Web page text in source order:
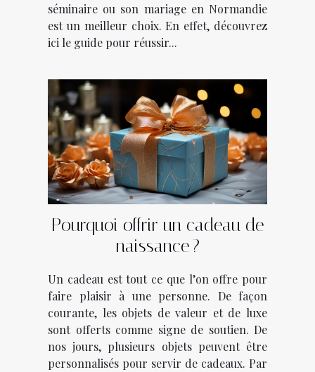
séminaire ou son mariage en Normandie
est un meilleur choix. En effet, découvrez
ici le guide pour réussir...
Pourquoi offrir un cadeau de
naissance ?
Un cadeau est tout ce que l’on offre pour
faire plaisir à une personne. De façon
courante, les objets de valeur et de luxe
sont offerts comme signe de soutien. De
nos jours, plusieurs objets peuvent être
personnalisés pour servir de cadeaux. Par